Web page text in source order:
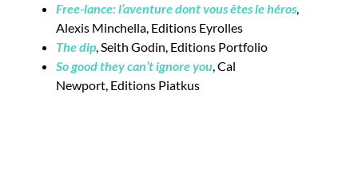
Free-lance: l’aventure dont vous êtes le héros,
Alexis Minchella, Editions Eyrolles
The dip, Seith Godin, Editions Portfolio
So good they can’t ignore you, Cal
Newport, Editions Piatkus